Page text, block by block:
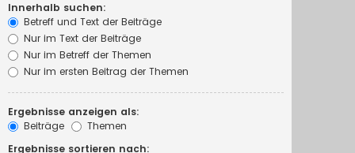
Innerhalb suchen:
Betreff und Text der Beiträge
Nur im Text der Beiträge
Nur im Betreff der Themen
Nur im ersten Beitrag der Themen
Ergebnisse anzeigen als:
Beiträge
Themen
Ergebnisse sortieren nach: